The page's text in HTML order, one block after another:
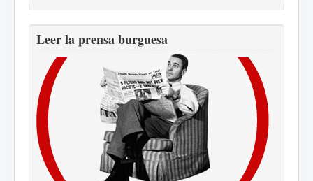
Leer la prensa burguesa